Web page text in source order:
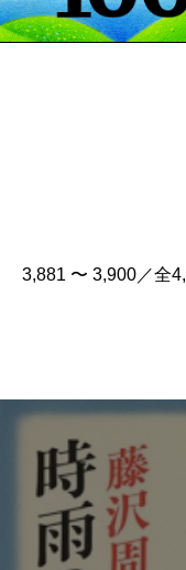
Pre
v
3,881 〜 3,900／全